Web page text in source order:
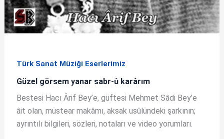
Türk Sanat Müziği Eserlerimiz
Güzel görsem yanar sabr-û karârım
Bestesi Hacı Ârif Bey’e, güftesi Mehmet Sâdi Bey’e
âit olan, müstear makâmı, aksak usûlündeki şarkının;
ayrıntılı bilgileri, sözleri, notaları ve video yorumları.